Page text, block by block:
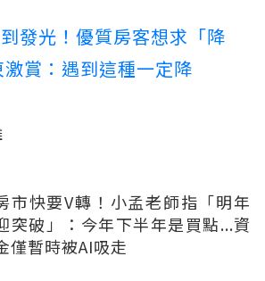
發光！優質房客想求「降
賞：遇到這種一定降
市快要V轉！小孟老師指「明年
突破」：今年下半年是買點...資
僅暫時被AI吸走